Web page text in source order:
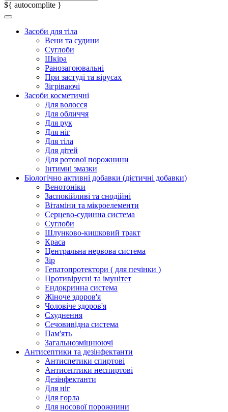
${ autocomplite }
Засоби для тіла
Вени та судини
Суглоби
Шкіра
Ранозагоювальні
При застуді та вірусах
Зігріваючі
Засоби косметичні
Для волосся
Для обличчя
Для рук
Для ніг
Для тіла
Для дітей
Для ротової порожнини
Інтимні змазки
Біологічно активні добавки (дієтичні добавки)
Венотоніки
Заспокійливі та снодійні
Вітаміни та мікроелементи
Серцево-судинна система
Суглоби
Шлунково-кишковий тракт
Краса
Центральна нервова система
Зір
Гепатопротектори ( для печінки )
Противірусні та імунітет
Ендокринна система
Жіноче здоров'я
Чоловіче здоров'я
Схуднення
Сечовивідна система
Пам'ять
Загальнозміцнюючі
Антисептики та дезінфектанти
Антиспетики спиртові
Антисептики неспиртові
Дезінфектанти
Для ніг
Для горла
Для носової порожнини